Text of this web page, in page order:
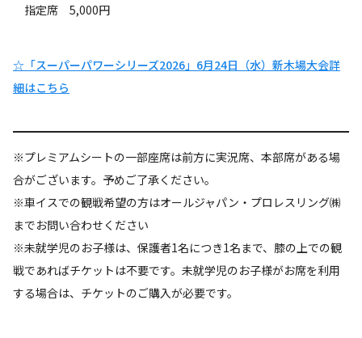
指定席 5,000円
☆「スーパーパワーシリーズ2026」6月24日（水）新木場大会詳
細はこちら
※プレミアムシートの一部座席は前方に実況席、本部席がある場
合がございます。予めご了承ください。
※車イスでの観戦希望の方はオールジャパン・プロレスリング㈱
までお問い合わせください
※未就学児のお子様は、保護者1名につき1名まで、膝の上での観
戦であればチケットは不要です。未就学児のお子様がお席を利用
する場合は、チケットのご購入が必要です。